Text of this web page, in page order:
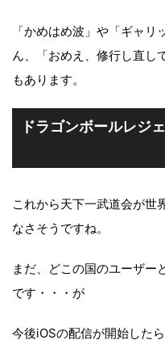
「かめはめ波」や「ギャ
ん、「おめえ、修行し直し
もあります。
ドラゴンボールレジ
これから天下一武道会が世
なさそうですね。
まだ、どこの国のユーザー
です・・・が
今後iOSの配信が開始した